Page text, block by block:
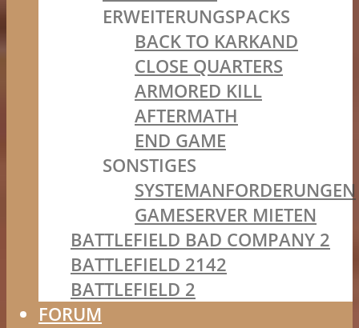
ERWEITERUNGSPACKS
BACK TO KARKAND
CLOSE QUARTERS
ARMORED KILL
AFTERMATH
END GAME
SONSTIGES
SYSTEMANFORDERUNGEN
GAMESERVER MIETEN
BATTLEFIELD BAD COMPANY 2
BATTLEFIELD 2142
BATTLEFIELD 2
FORUM